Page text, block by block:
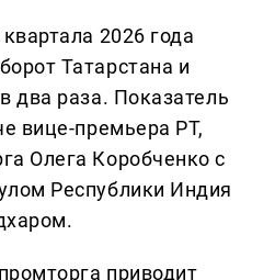
2026 года
Татарстана и
два раза. Показатель
вице-премьера РТ,
Олега Коробченко с
Республики Индия
приводит